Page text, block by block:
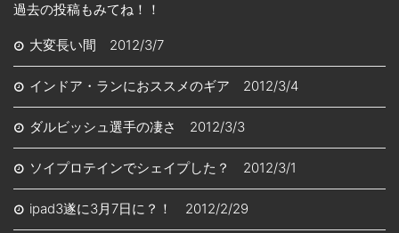
過去の投稿もみてね！！
大変長い間 2012/3/7
インドア・ランにおススメのギア 2012/3/4
ダルビッシュ選手の凄さ 2012/3/3
ソイプロテインでシェイプした？ 2012/3/1
ipad3遂に3月7日に？！ 2012/2/29